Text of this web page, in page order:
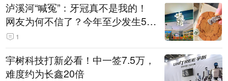
泸溪河“喊冤”：牙冠真不是我的！
网友为何不信了？今年至少发生5
起“食品冤案”
1
宇树科技打新必看！中一签7.5万，
难度约为长鑫20倍